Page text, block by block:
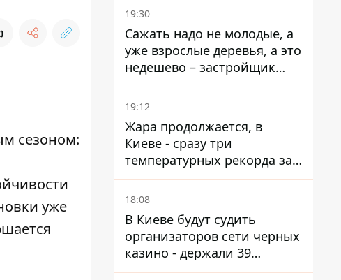
сезоном:
уже
19:30
Сажать надо не молодые, а
уже взрослые деревья, а это
недешево – застройщик
Никонов
19:12
Жара продолжается, в
Киеве - сразу три
температурных рекорда за
день
18:08
В Киеве будут судить
организаторов сети черных
казино - держали 39
заведений